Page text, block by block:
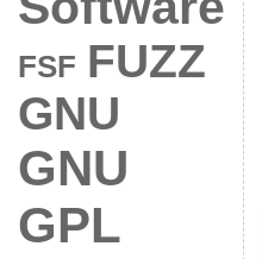
FSF FUZZ
GNU
GNU
GPL